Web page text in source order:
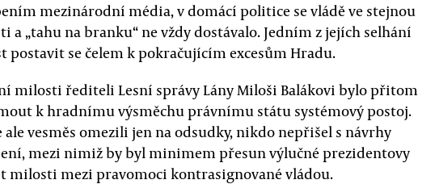
mezinárodní média, v domácí politice se vládě ve stejnou
a „tahu na branku“ ne vždy dostávalo. Jedním z jejích selhání
postavit se čelem k pokračujícím excesům Hradu.
milosti řediteli Lesní správy Lány Miloši Balákovi bylo přitom
k hradnímu výsměchu právnímu státu systémový postoj.
vesměs omezili jen na odsudky, nikdo nepřišel s návrhy
mezi nimiž by byl minimem přesun výlučné prezidentovy
milosti mezi pravomoci kontrasignované vládou.